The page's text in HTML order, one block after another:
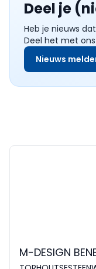
Deel je
Heb je nieuws
Deel het met
Nieuws
M-DESIGN